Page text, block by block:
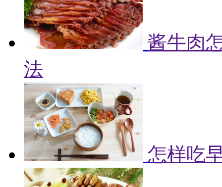
酱牛肉
法
怎样吃